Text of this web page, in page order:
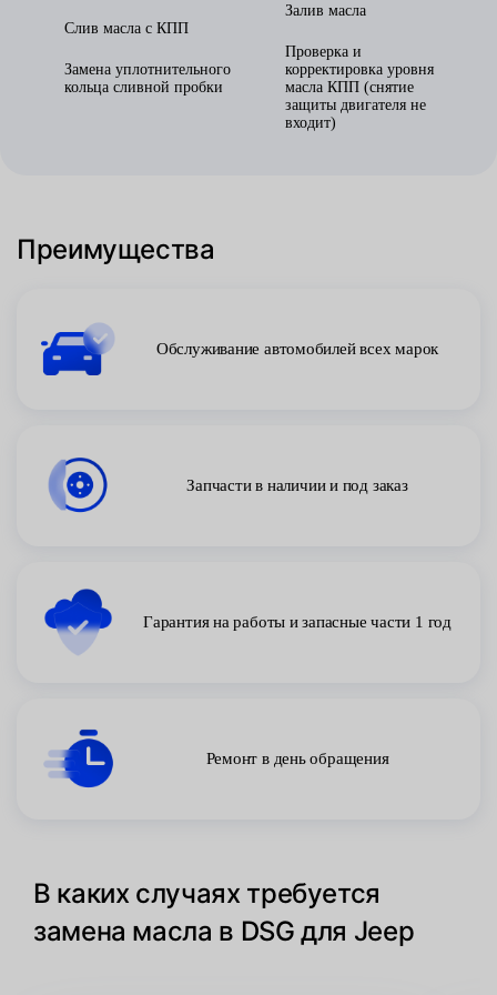
Слив масла с КПП
Замена уплотнительного
кольца сливной пробки
Залив масла
Проверка и
корректировка уровня
масла КПП (снятие
защиты двигателя не
входит)
Преимущества
Обслуживание автомобилей всех марок
Запчасти в наличии и под заказ
Гарантия на работы и запасные части 1 год
Ремонт в день обращения
В каких случаях требуется
замена масла в DSG для Jeep